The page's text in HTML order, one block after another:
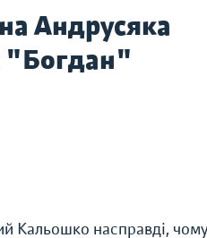
Андрусяка
"Богдан"
Кальошко насправді,